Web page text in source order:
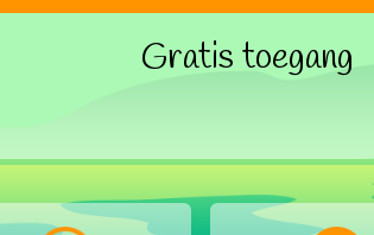
Gratis toegang